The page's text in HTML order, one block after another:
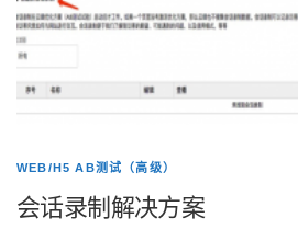
WEB/H5 AB测试（高级）
会话录制解决方案